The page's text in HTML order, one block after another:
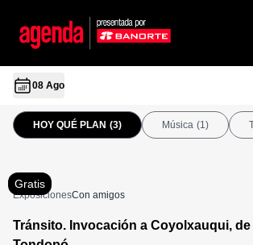
08 Ago
HOY QUÉ PLAN (3) Música (1)
Gratis
ExposicionesCon amigos
Tránsito. Invocación a Coyolxauqui,